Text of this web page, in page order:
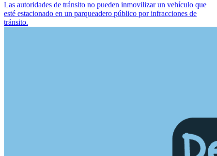
Las autoridades de tránsito no pueden inmovilizar un vehículo que
esté estacionado en un parqueadero público por infracciones de
tránsito.